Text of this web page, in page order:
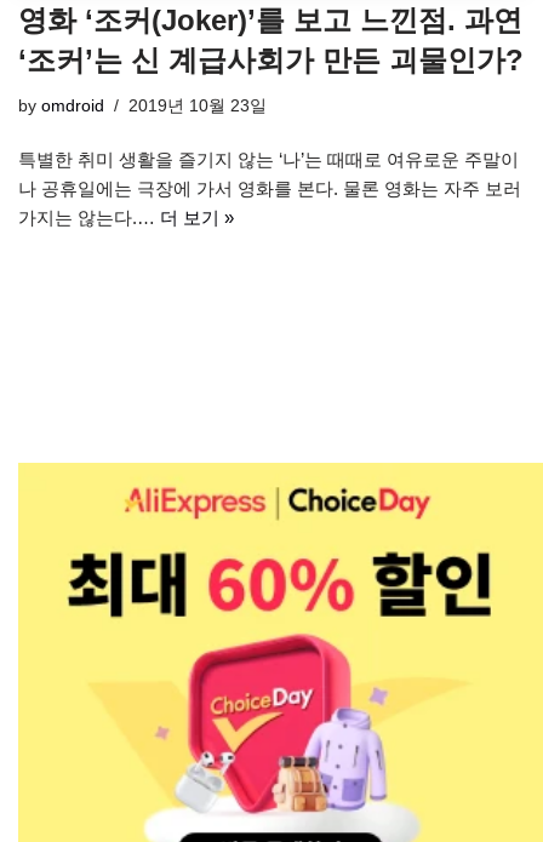
영화 ‘조커(Joker)’를 보고 느낀점. 과연
‘조커’는 신 계급사회가 만든 괴물인가?
by omdroid 2019년 10월 23일
특별한 취미 생활을 즐기지 않는 ‘나’는 때때로 여유로운 주말이
나 공휴일에는 극장에 가서 영화를 본다. 물론 영화는 자주 보러
가지는 않는다.… 더 보기 »